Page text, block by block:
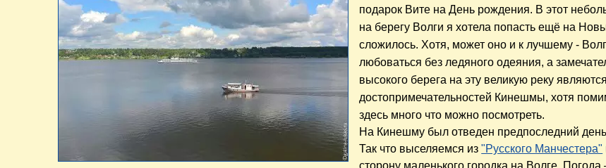
подарок Вите на День рождения. В этот
на берегу Волги я хотела попасть ещё на
сложилось. Хотя, может оно и к лучшему -
любоваться без ледяного одеяния, а
высокого берега на эту великую реку
достопримечательностей Кинешмы, хотя
здесь много что можно посмотреть.
На Кинешму был отведен предпоследний
Так что выселяемся из"Русского Манчестера"